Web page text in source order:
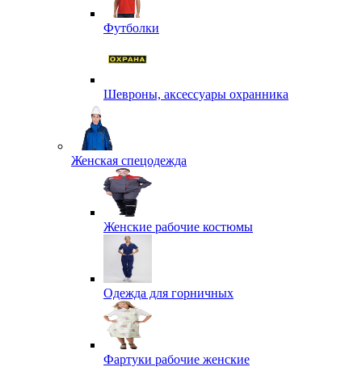
Футболки
Шевроны, аксессуары охранника
Женская спецодежда
Женские рабочие костюмы
Одежда для горничных
Фартуки рабочие женские